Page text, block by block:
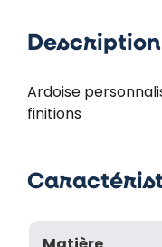
Description
Ardoise
finitions